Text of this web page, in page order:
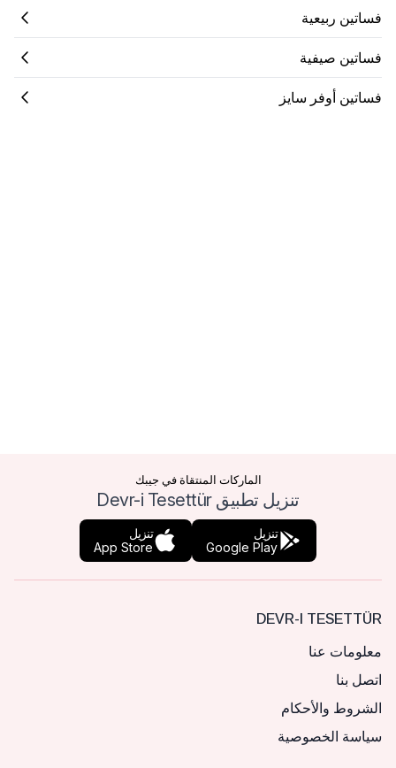
فساتين ربيعية
فساتين صيفية
فساتين أوفر سايز
الماركات المنتقاة في جيبك
تنزيل تطبيق Devr-i Tesettür
تنزيل
Google Play
تنزيل
App Store
DEVR-I TESETTÜR
معلومات عنا
اتصل بنا
الشروط والأحكام
سياسة الخصوصية